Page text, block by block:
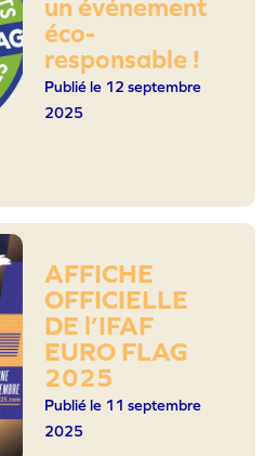
un événement
éco-
responsable !
Publié le 12 septembre
2025
AFFICHE
OFFICIELLE
DE l’IFAF
EURO FLAG
2025
Publié le 11 septembre
2025